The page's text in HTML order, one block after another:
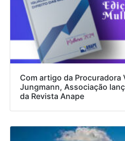
Com artigo da Procuradora
Jungmann, Associação
da Revista Anape